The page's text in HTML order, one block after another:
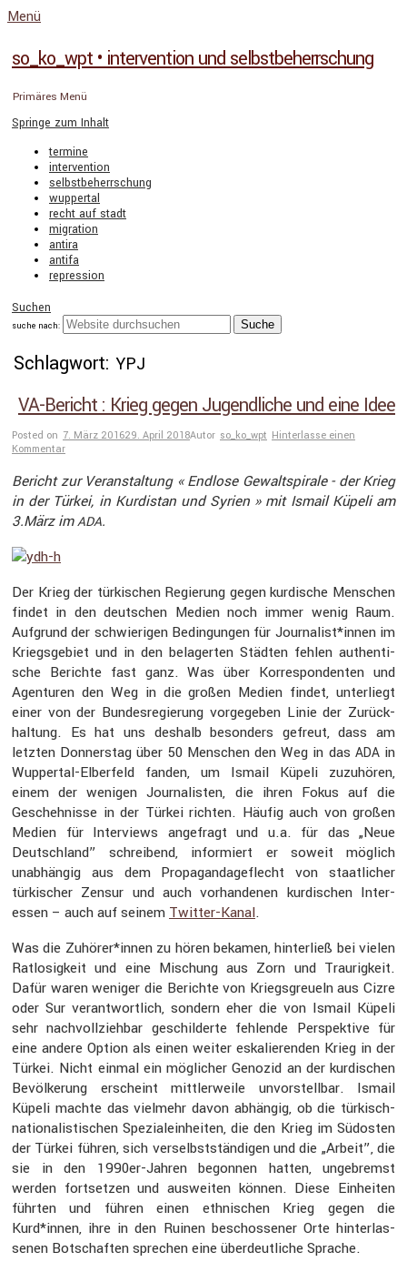
Menü
so_ko_wpt • intervention und selbstbeherrschung
Primäres Menü
Springe zum Inhalt
termine
intervention
selbstbeherrschung
wuppertal
recht auf stadt
migration
antira
antifa
repression
Suchen
suche nach:
Schlagwort: YPJ
VA-Bericht : Krieg gegen Jugendliche und eine Idee
Posted on 7. März 201629. April 2018Autor so_ko_wpt Hinterlasse einen
Kommentar
Bericht zur Veran­stal­tung « Endlose Gewalt­spi­rale - der Krieg
in der Türkei, in Kurdi­stan und Syrien » mit Ismail Küpeli am
3.März imADA.
Der Krieg der türki­schen Regie­rung gegen kurdi­sche Menschen
findet in den deutschen Medien noch immer wenig Raum.
Aufgrund der schwie­rigen Bedin­gungen für Journalist*innen im
Kriegs­ge­biet und in den belagerten Städten fehlen authen­ti­
sche Berichte fast ganz. Was über Korre­spon­denten und
Agenturen den Weg in die großen Medien findet, unter­liegt
einer von der Bundes­re­gie­rung vorge­geben Linie der Zurück­
hal­tung. Es hat uns deshalb beson­ders gefreut, dass am
letzten Donnerstag über 50 Menschen den Weg in das ADAin
Wuppertal-Elber­feld fanden, um Ismail Küpeli zuzuhören,
einem der wenigen Journa­listen, die ihren Fokus auf die
Gescheh­nisse in der Türkei richten. Häufig auch von großen
Medien für Inter­views angefragt und u.a. für das „Neue
Deutsch­land” schrei­bend, infor­miert er soweit möglich
unabhängig aus dem Propa­gan­da­ge­flecht von staat­li­cher
türki­scher Zensur und auch vorhan­denen kurdi­schen Inter­
essen – auch auf seinem Twitter-Kanal.
Was die Zuhörer*innen zu hören bekamen, hinter­ließ bei vielen
Ratlo­sig­keit und eine Mischung aus Zorn und Traurig­keit.
Dafür waren weniger die Berichte von Kriegs­greueln aus Cizre
oder Sur verant­wort­lich, sondern eher die von Ismail Küpeli
sehr nachvoll­ziehbar geschil­derte fehlende Perspek­tive für
eine andere Option als einen weiter eskalie­renden Krieg in der
Türkei. Nicht einmal ein mögli­cher Genozid an der kurdi­schen
Bevöl­ke­rung erscheint mittler­weile unvor­stellbar. Ismail
Küpeli machte das vielmehr davon abhängig, ob die türkisch-
natio­na­lis­ti­schen Spezi­al­ein­heiten, die den Krieg im Südosten
der Türkei führen, sich verselbst­stän­digen und die „Arbeit”, die
sie in den 1990er-Jahren begonnen hatten, ungebremst
werden fortsetzen und ausweiten können. Diese Einheiten
führten und führen einen ethni­schen Krieg gegen die
Kurd*innen, ihre in den Ruinen beschos­sener Orte hinter­las­
senen Botschaften sprechen eine überdeut­liche Sprache.